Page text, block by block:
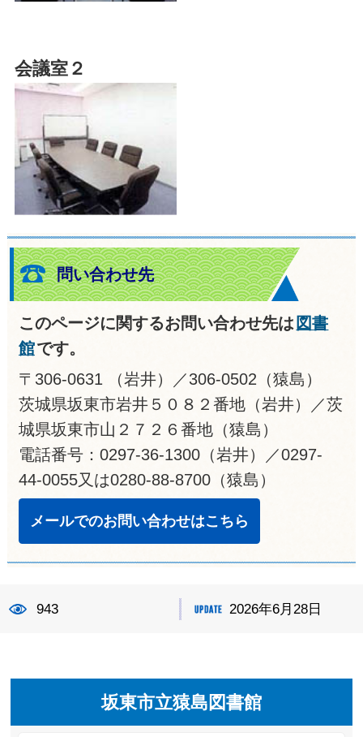
会議室２
問い合わせ先
このページに関するお問い合わせ先は 図書
館です。
〒306-0631 （岩井）／306-0502（猿島）
茨城県坂東市岩井５０８２番地（岩井）／茨
城県坂東市山２７２６番地（猿島）
電話番号：0297-36-1300（岩井）／0297-
44-0055又は0280-88-8700（猿島）
メールでのお問い合わせはこちら
943 2026年6月28日
坂東市立猿島図書館